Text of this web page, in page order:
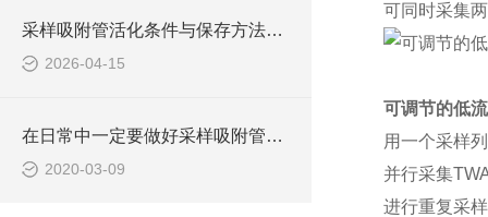
采样吸附管活化条件与保存方法，避免残留干扰
2026-04-15
在日常中一定要做好采样吸附管的维护保养工作
2020-03-09
可同时采集
可调节的低
用一个采样
并行采集
进行重复采样